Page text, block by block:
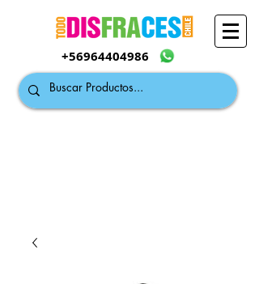
+56964404986